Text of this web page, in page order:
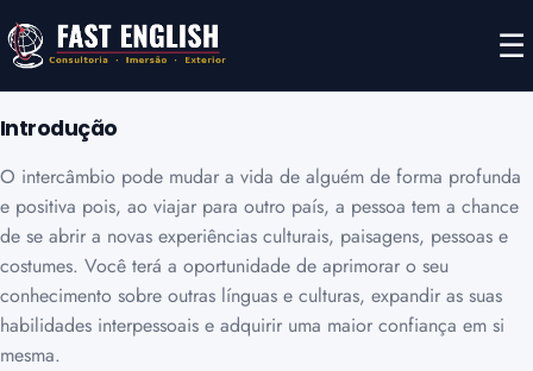
☰
Introdução
O intercâmbio pode mudar a vida de alguém de forma profunda
e positiva pois, ao viajar para outro país, a pessoa tem a chance
de se abrir a novas experiências culturais, paisagens, pessoas e
costumes. Você terá a oportunidade de aprimorar o seu
conhecimento sobre outras línguas e culturas, expandir as suas
habilidades interpessoais e adquirir uma maior confiança em si
mesma.